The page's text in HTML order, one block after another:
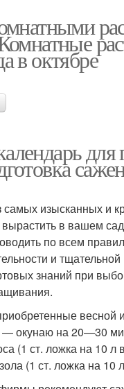
в октябре
для
изысканных и
в вашем
по всем
и
знаний при
весной
окунаю на 20—30
(1 ст. ложка на 10 л
(1 ст. ложка на 10